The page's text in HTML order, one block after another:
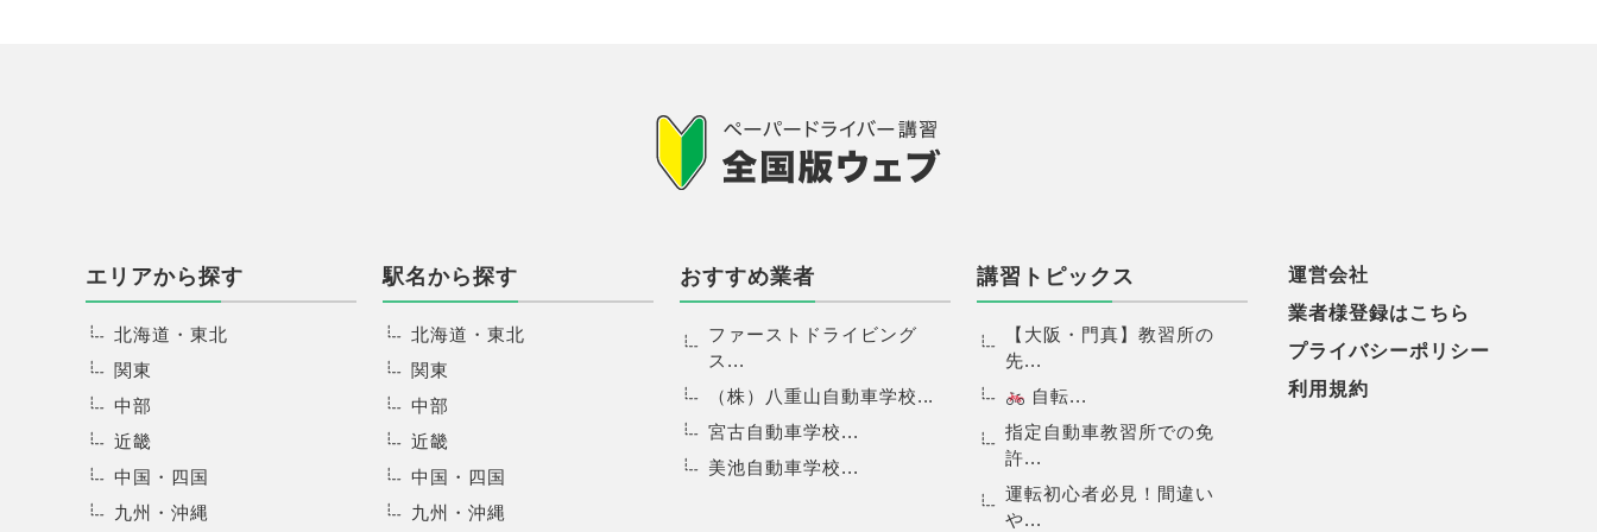
エリアから探す
北海道・東北
関東
中部
近畿
中国・四国
九州・沖縄
駅名から探す
北海道・東北
関東
中部
近畿
中国・四国
九州・沖縄
おすすめ業者
ファーストドライビング
ス...
（株）八重山自動車学校...
宮古自動車学校...
美池自動車学校...
講習トピックス
【大阪・門真】教習所の
先...
自転...
指定自動車教習所での免
許...
運転初心者必見！間違い
や...
運営会社
業者様登録はこちら
プライバシーポリシー
利用規約